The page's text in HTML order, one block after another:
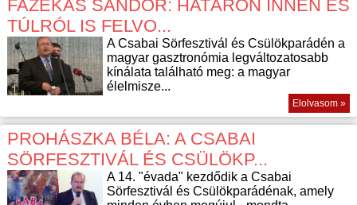
FAZEKAS SÁNDOR: HATÁRON INNEN ÉS
TÚLRÓL IS FELVO...
A Csabai Sörfesztivál és Csülökparádén a
magyar gasztronómia legváltozatosabb
kínálata található meg: a magyar
élelmisze...
Elolvasom »
PROHÁSZKA BÉLA: A CSABAI
SÖRFESZTIVÁL ÉS CSÜLÖKP...
A 14. "évada" kezdődik a Csabai
Sörfesztivál és Csülökparádénak, amely